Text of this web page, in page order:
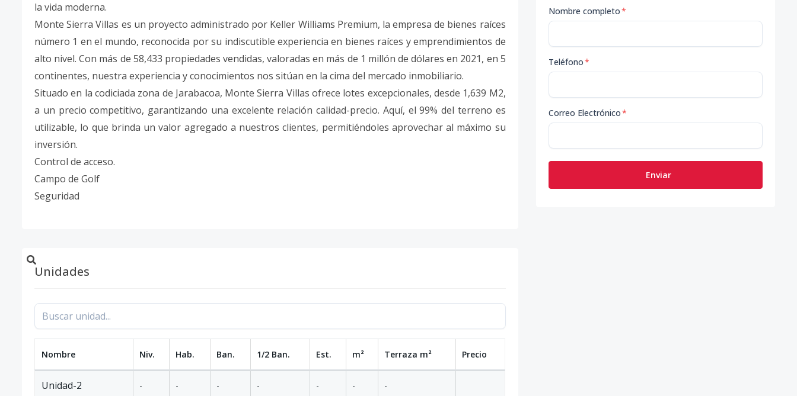
la vida moderna.
Monte Sierra Villas es un proyecto administrado por Keller Williams Premium, la empresa de bienes raíces
número 1 en el mundo, reconocida por su indiscutible experiencia en bienes raíces y emprendimientos de
alto nivel. Con más de 58,433 propiedades vendidas, valoradas en más de 1 millón de dólares en 2021, en 5
continentes, nuestra experiencia y conocimientos nos sitúan en la cima del mercado inmobiliario.
Situado en la codiciada zona de Jarabacoa, Monte Sierra Villas ofrece lotes excepcionales, desde 1,639 M2,
a un precio competitivo, garantizando una excelente relación calidad-precio. Aquí, el 99% del terreno es
utilizable, lo que brinda un valor agregado a nuestros clientes, permitiéndoles aprovechar al máximo su
inversión.
Control de acceso.
Campo de Golf
Seguridad
Unidades
Nombre Niv. Hab. Ban. 1/2 Ban. Est. m² Terraza m² Precio
Unidad-2 - - - - - - -
Nombre completo*
Teléfono*
Correo Electrónico*
Enviar